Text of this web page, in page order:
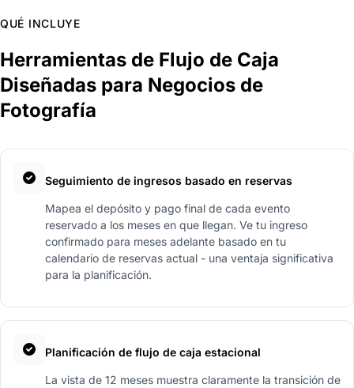
QUÉ INCLUYE
Herramientas de Flujo de Caja
Diseñadas para Negocios de
Fotografía
Seguimiento de ingresos basado en reservas
Mapea el depósito y pago final de cada evento
reservado a los meses en que llegan. Ve tu ingreso
confirmado para meses adelante basado en tu
calendario de reservas actual - una ventaja significativa
para la planificación.
Planificación de flujo de caja estacional
La vista de 12 meses muestra claramente la transición de